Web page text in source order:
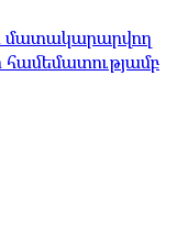
մատակարարվող
համեմատությամբ